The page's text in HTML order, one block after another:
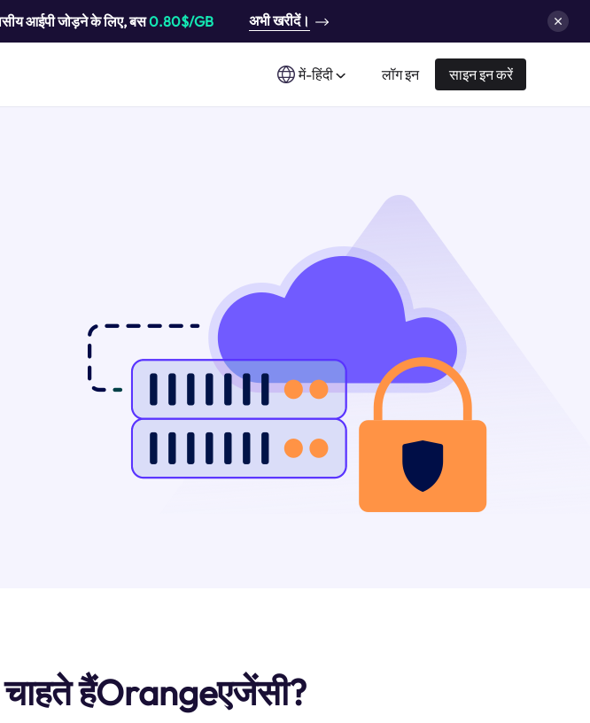
आईपी जोड़ने के लिए, बस0.80$/GB अभी खरीदें।
में-हिंदी लॉग इन साइन इन करें
चाहते हैंOrangeएजेंसी?